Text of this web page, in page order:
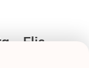
- Elis